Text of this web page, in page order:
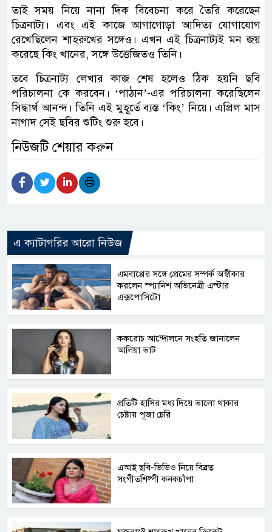
তাই সময় নিয়ে নানা দিক বিবেচনা করে তৈরি করেছেন
চিত্রনাট্য। এবং এই কাজে আগাগোড়া আদিত্য যোগাযোগ
রেখেছিলেন শাহরুখের সঙ্গেও। এখন এই চিত্রনাট্যই মন জয়
করেছে কিং খানের, সঙ্গে উত্তেজিতও তিনি।
তবে চিত্রনাট্য লেখার কাজ শেষ হলেও ঠিক হয়নি ছবি
পরিচালনা কে করবেন। ‘পাঠান’-এর পরিচালনা করেছিলেন
সিদ্ধার্থ আনন্দ। তিনি এই মুহূর্তে ব্যস্ত ‘কিং’ নিয়ে। এপ্রিল মাস
নাগাদ সেই ছবির শুটিং শুরু হবে।
নিউজটি শেয়ার করুন
এ ক্যাটাগরির আরো নিউজ
এমবাপ্পের সঙ্গে প্রেমের সম্পর্ক অস্বীকার
করলেন স্প্যানিশ অভিনেত্রী এস্টার
এক্সপোসিটো
ককরোচ আন্দোলনে সংহতি জানালেন
আলিয়া ভাট
প্রতিটি হাসির মধ্য দিয়ে ভালো থাকার
চেষ্টায় পূজা চেরি
এআই ছবি-ভিডিও নিয়ে বিব্রত
সংগীতশিল্পী কনকচাঁপা